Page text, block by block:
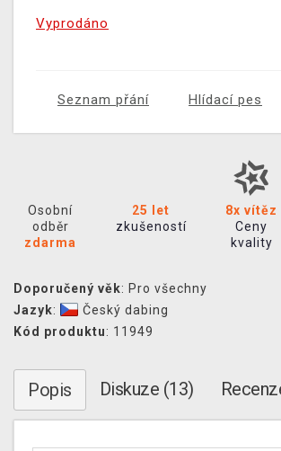
Vyprodáno
Seznam přání Hlídací pes
Osobní
odběr
zdarma
25 let
zkušeností
8x vítěz
Ceny
kvality
Doporučený věk: Pro všechny
Jazyk:
Český dabing
Kód produktu: 11949
Popis Diskuze (13)